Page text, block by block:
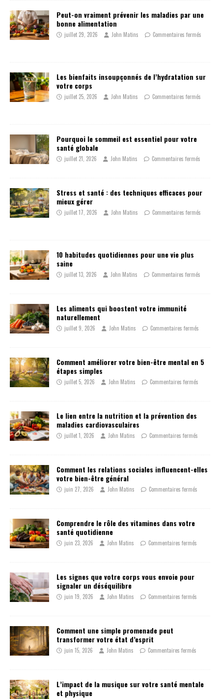
Peut-on vraiment prévenir les maladies par une
bonne alimentation
juillet 29, 2026 John Matins Commentaires fermés
Les bienfaits insoupçonnés de l’hydratation sur
votre corps
juillet 25, 2026 John Matins Commentaires fermés
Pourquoi le sommeil est essentiel pour votre
santé globale
juillet 21, 2026 John Matins Commentaires fermés
Stress et santé : des techniques efficaces pour
mieux gérer
juillet 17, 2026 John Matins Commentaires fermés
10 habitudes quotidiennes pour une vie plus
saine
juillet 13, 2026 John Matins Commentaires fermés
Les aliments qui boostent votre immunité
naturellement
juillet 9, 2026 John Matins Commentaires fermés
Comment améliorer votre bien-être mental en 5
étapes simples
juillet 5, 2026 John Matins Commentaires fermés
Le lien entre la nutrition et la prévention des
maladies cardiovasculaires
juillet 1, 2026 John Matins Commentaires fermés
Comment les relations sociales influencent-elles
votre bien-être général
juin 27, 2026 John Matins Commentaires fermés
Comprendre le rôle des vitamines dans votre
santé quotidienne
juin 23, 2026 John Matins Commentaires fermés
Les signes que votre corps vous envoie pour
signaler un déséquilibre
juin 19, 2026 John Matins Commentaires fermés
Comment une simple promenade peut
transformer votre état d’esprit
juin 15, 2026 John Matins Commentaires fermés
L’impact de la musique sur votre santé mentale
et physique